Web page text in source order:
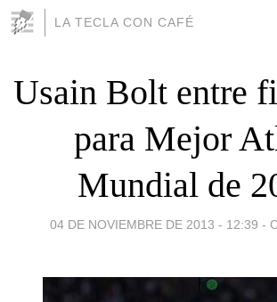
LA TECLA CON CAFÉ
Usain Bolt entre
para Mejor
Mundial de
04 DE NOVIEMBRE DE 2013 - 12:39 -